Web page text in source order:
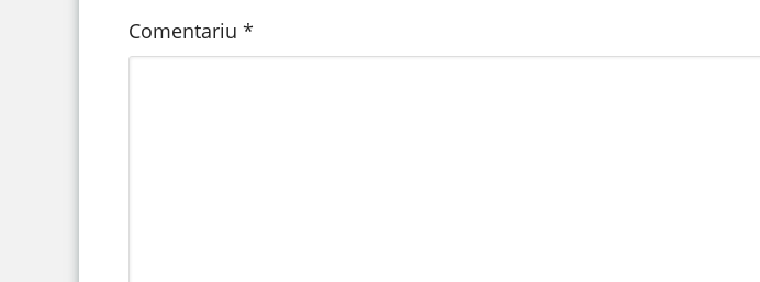
Comentariu *